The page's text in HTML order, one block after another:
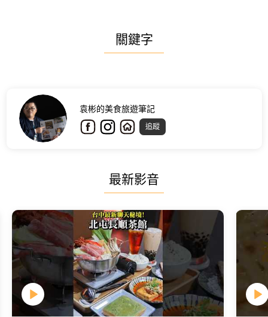
關鍵字
袁彬的美食旅遊筆記
追蹤
最新影音